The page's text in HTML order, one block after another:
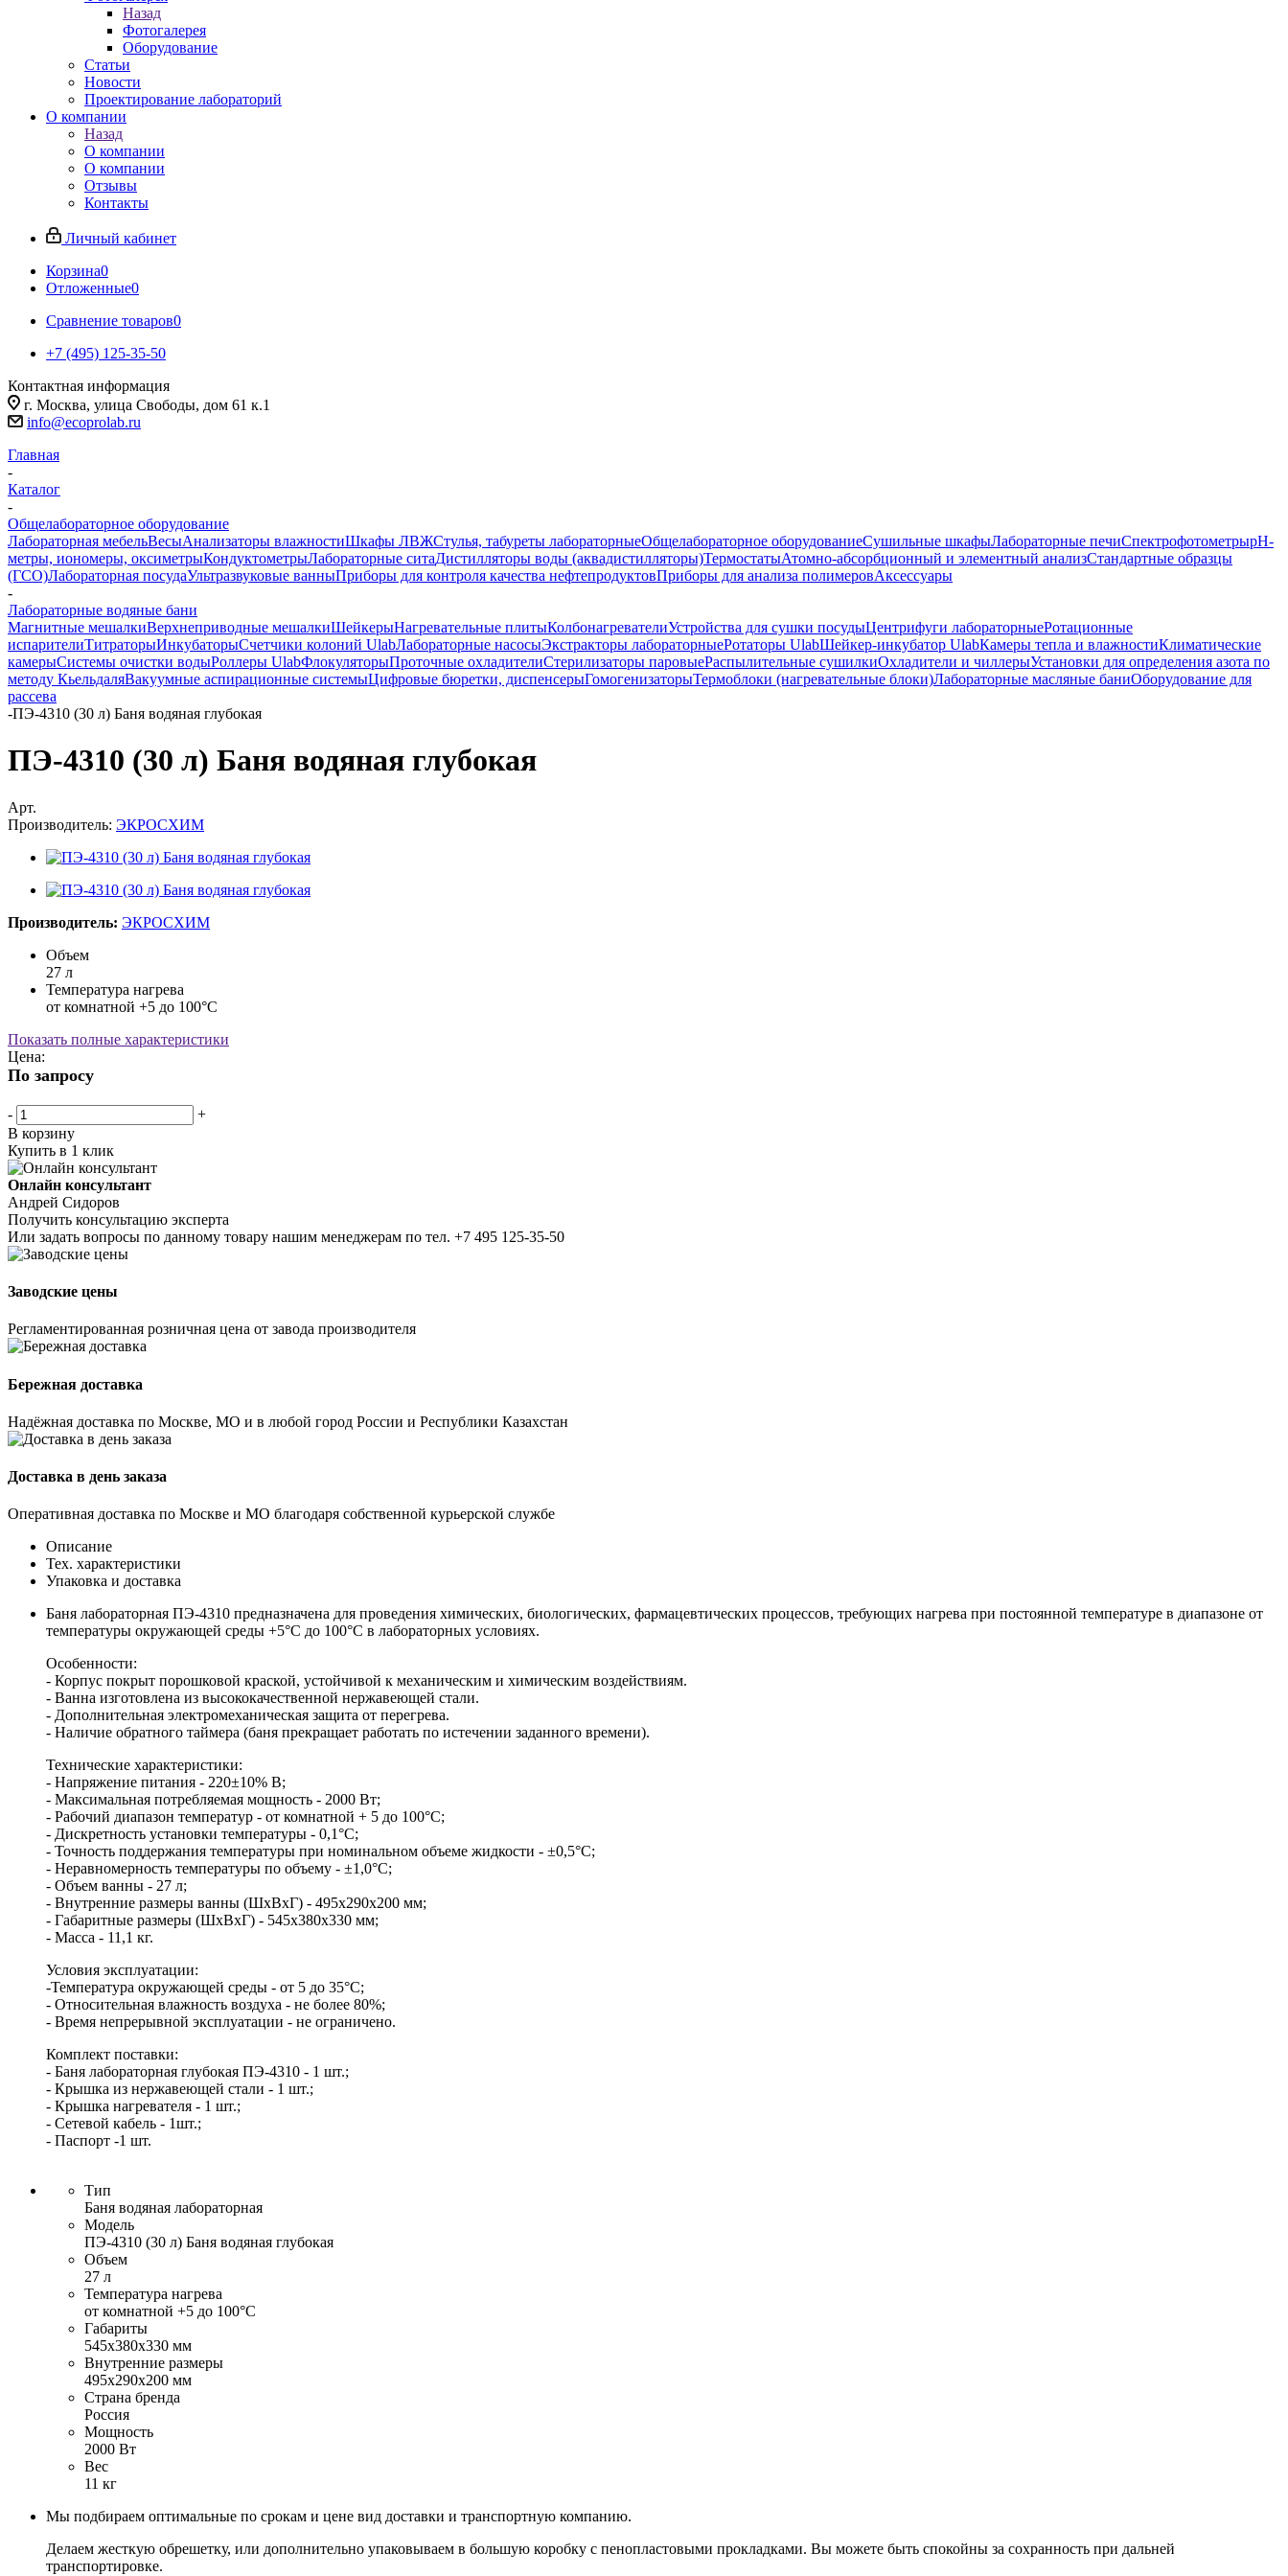
Назад
Фотогалерея
Оборудование
Статьи
Новости
Проектирование лабораторий
О компании
Назад
О компании
О компании
Отзывы
Контакты
Личный кабинет
Корзина0
Отложенные0
Сравнение товаров0
+7 (495) 125-35-50
Контактная информация
г. Москва, улица Свободы, дом 61 к.1
info@ecoprolab.ru
Главная
-
Каталог
-
Общелабораторное оборудование
Лабораторная мебельВесыАнализаторы влажностиШкафы ЛВЖСтулья, табуреты лабораторныеОбщелабораторное оборудованиеСушильные шкафыЛабораторные печиСпектрофотометрыpH-
метры, иономеры, оксиметрыКондуктометрыЛабораторные ситаДистилляторы воды (аквадистилляторы)ТермостатыАтомно-абсорбционный и элементный анализСтандартные образцы
(ГСО)Лабораторная посудаУльтразвуковые ванныПриборы для контроля качества нефтепродуктовПриборы для анализа полимеровАксессуары
-
Лабораторные водяные бани
Магнитные мешалкиВерхнеприводные мешалкиШейкерыНагревательные плитыКолбонагревателиУстройства для сушки посудыЦентрифуги лабораторныеРотационные
испарителиТитраторыИнкубаторыСчетчики колоний UlabЛабораторные насосыЭкстракторы лабораторныеРотаторы UlabШейкер-инкубатор UlabКамеры тепла и влажностиКлиматические
камерыСистемы очистки водыРоллеры UlabФлокуляторыПроточные охладителиСтерилизаторы паровыеРаспылительные сушилкиОхладители и чиллерыУстановки для определения азота по
методу КьельдаляВакуумные аспирационные системыЦифровые бюретки, диспенсерыГомогенизаторыТермоблоки (нагревательные блоки)Лабораторные масляные баниОборудование для
рассева
-ПЭ-4310 (30 л) Баня водяная глубокая
ПЭ-4310 (30 л) Баня водяная глубокая
Арт.
Производитель: ЭКРОСХИМ
Производитель: ЭКРОСХИМ
Объем
27 л
Температура нагрева
от комнатной +5 до 100°С
Показать полные характеристики
Цена:
По запросу
-
+
В корзину
Купить в 1 клик
Онлайн консультант
Андрей Сидоров
Получить консультацию эксперта
Или задать вопросы по данному товару нашим менеджерам по тел. +7 495 125-35-50
Заводские цены
Регламентированная розничная цена от завода производителя
Бережная доставка
Надёжная доставка по Москве, МО и в любой город России и Республики Казахстан
Доставка в день заказа
Оперативная доставка по Москве и МО благодаря собственной курьерской службе
Описание
Тех. характеристики
Упаковка и доставка
Баня лабораторная ПЭ-4310 предназначена для проведения химических, биологических, фармацевтических процессов, требующих нагрева при постоянной температуре в диапазоне от
температуры окружающей среды +5°С до 100°С в лабораторных условиях.
Особенности:
- Корпус покрыт порошковой краской, устойчивой к механическим и химическим воздействиям.
- Ванна изготовлена из высококачественной нержавеющей стали.
- Дополнительная электромеханическая защита от перегрева.
- Наличие обратного таймера (баня прекращает работать по истечении заданного времени).
Технические характеристики:
- Напряжение питания - 220±10% В;
- Максимальная потребляемая мощность - 2000 Вт;
- Рабочий диапазон температур - от комнатной + 5 до 100°С;
- Дискретность установки температуры - 0,1°С;
- Точность поддержания температуры при номинальном объеме жидкости - ±0,5°С;
- Неравномерность температуры по объему - ±1,0°С;
- Объем ванны - 27 л;
- Внутренние размеры ванны (ШхВхГ) - 495х290х200 мм;
- Габаритные размеры (ШхВхГ) - 545х380х330 мм;
- Масса - 11,1 кг.
Условия эксплуатации:
-Температура окружающей среды - от 5 до 35°С;
- Относительная влажность воздуха - не более 80%;
- Время непрерывной эксплуатации - не ограничено.
Комплект поставки:
- Баня лабораторная глубокая ПЭ-4310 - 1 шт.;
- Крышка из нержавеющей стали - 1 шт.;
- Крышка нагревателя - 1 шт.;
- Сетевой кабель - 1шт.;
- Паспорт -1 шт.
Тип
Баня водяная лабораторная
Модель
ПЭ-4310 (30 л) Баня водяная глубокая
Объем
27 л
Температура нагрева
от комнатной +5 до 100°С
Габариты
545х380х330 мм
Внутренние размеры
495х290х200 мм
Страна бренда
Россия
Мощность
2000 Вт
Вес
11 кг
Мы подбираем оптимальные по срокам и цене вид доставки и транспортную компанию.
Делаем жесткую обрешетку, или дополнительно упаковываем в большую коробку с пенопластовыми прокладками. Вы можете быть спокойны за сохранность при дальней
транспортировке.